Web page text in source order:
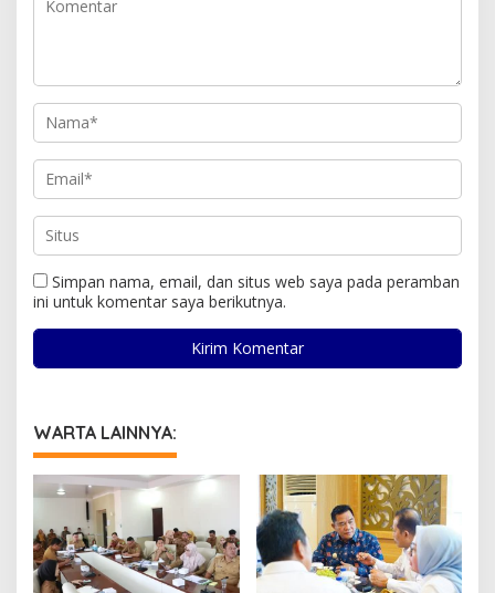
Simpan nama, email, dan situs web saya pada peramban
ini untuk komentar saya berikutnya.
WARTA LAINNYA: